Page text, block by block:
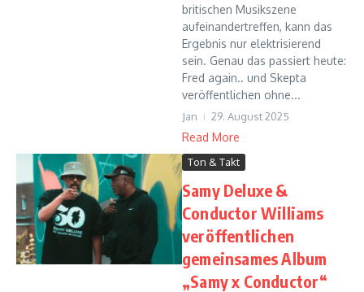
britischen Musikszene
aufeinandertreffen, kann das
Ergebnis nur elektrisierend
sein. Genau das passiert heute:
Fred again.. und Skepta
veröffentlichen ohne...
Jan 29. August 2025
Read More
Ton & Takt
Samy Deluxe &
Conductor Williams
veröffentlichen
gemeinsames Album
„Samy x Conductor“